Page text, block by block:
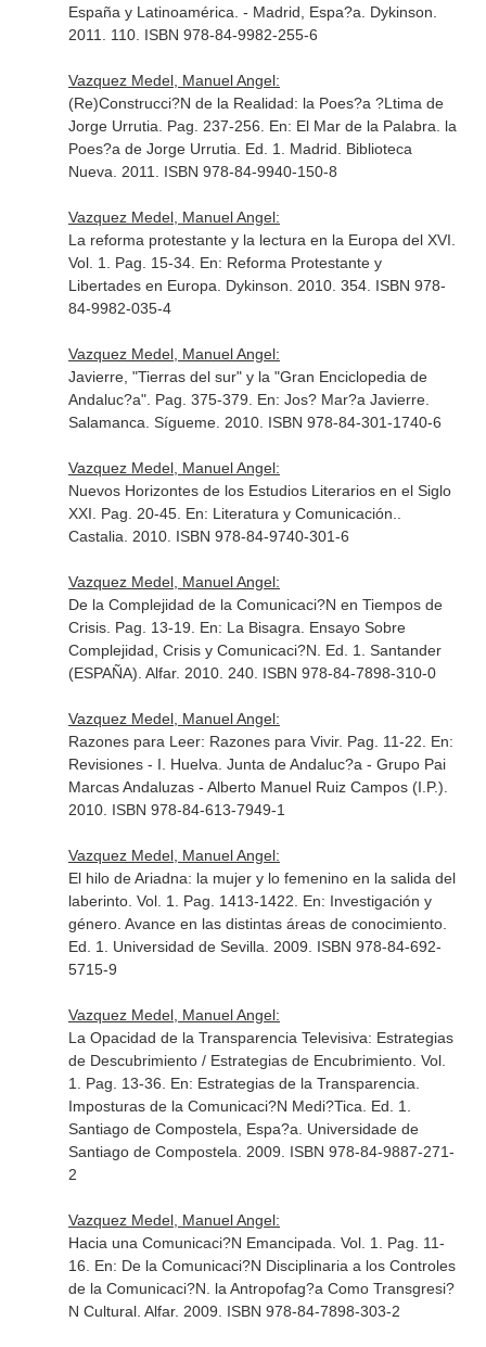
España y Latinoamérica . - Madrid, Espa?a. Dykinson.
2011. 110. ISBN 978-84-9982-255-6
Vazquez Medel, Manuel Angel:
(Re)Construcci?N de la Realidad: la Poes?a ?Ltima de
Jorge Urrutia. Pag. 237-256. En: El Mar de la Palabra. la
Poes?a de Jorge Urrutia . Ed. 1. Madrid. Biblioteca
Nueva. 2011. ISBN 978-84-9940-150-8
Vazquez Medel, Manuel Angel:
La reforma protestante y la lectura en la Europa del XVI.
Vol. 1. Pag. 15-34. En: Reforma Protestante y
Libertades en Europa . Dykinson. 2010. 354. ISBN 978-
84-9982-035-4
Vazquez Medel, Manuel Angel:
Javierre, "Tierras del sur" y la "Gran Enciclopedia de
Andaluc?a". Pag. 375-379. En: Jos? Mar?a Javierre.
Salamanca. Sígueme. 2010. ISBN 978-84-301-1740-6
Vazquez Medel, Manuel Angel:
Nuevos Horizontes de los Estudios Literarios en el Siglo
XXI. Pag. 20-45. En: Literatura y Comunicación.
Castalia. 2010. ISBN 978-84-9740-301-6
Vazquez Medel, Manuel Angel:
De la Complejidad de la Comunicaci?N en Tiempos de
Crisis. Pag. 13-19. En: La Bisagra. Ensayo Sobre
Complejidad, Crisis y Comunicaci?N . Ed. 1. Santander
(ESPAÑA). Alfar. 2010. 240. ISBN 978-84-7898-310-0
Vazquez Medel, Manuel Angel:
Razones para Leer: Razones para Vivir. Pag. 11-22. En:
Revisiones - I . Huelva. Junta de Andaluc?a - Grupo Pai
Marcas Andaluzas - Alberto Manuel Ruiz Campos (I.P.).
2010. ISBN 978-84-613-7949-1
Vazquez Medel, Manuel Angel:
El hilo de Ariadna: la mujer y lo femenino en la salida del
laberinto. Vol. 1. Pag. 1413-1422. En: Investigación y
género. Avance en las distintas áreas de conocimiento.
Ed. 1. Universidad de Sevilla. 2009. ISBN 978-84-692-
5715-9
Vazquez Medel, Manuel Angel:
La Opacidad de la Transparencia Televisiva: Estrategias
de Descubrimiento / Estrategias de Encubrimiento. Vol.
1. Pag. 13-36. En: Estrategias de la Transparencia.
Imposturas de la Comunicaci?N Medi?Tica . Ed. 1.
Santiago de Compostela, Espa?a. Universidade de
Santiago de Compostela. 2009. ISBN 978-84-9887-271-
2
Vazquez Medel, Manuel Angel:
Hacia una Comunicaci?N Emancipada. Vol. 1. Pag. 11-
16. En: De la Comunicaci?N Disciplinaria a los Controles
de la Comunicaci?N. la Antropofag?a Como Transgresi?
N Cultural. Alfar. 2009. ISBN 978-84-7898-303-2